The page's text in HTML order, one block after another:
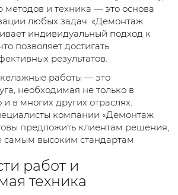
и техника — это основа
любых задач. «Демонтаж
индивидуальный подход к
позволяет достигать
результатов.
работы — это
необходимая не только в
и в многих других отраслях.
компании «Демонтаж
предложить клиентам решения,
самым высоким стандартам
работ и
техника